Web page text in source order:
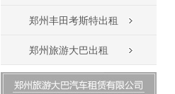
郑州丰田考斯特出租
郑州旅游大巴出租